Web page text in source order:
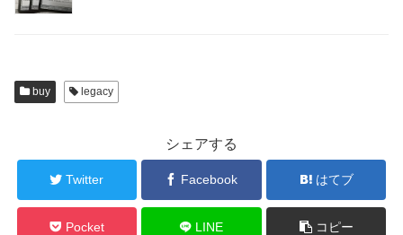
buy legacy
シェアする
Twitter Facebook はてブ
Pocket LINE コピー